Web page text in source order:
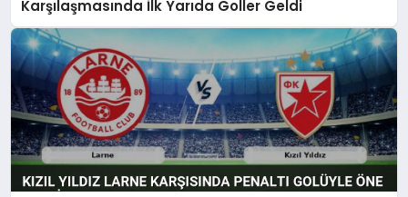
Karşılaşmasında İlk Yarıda Goller Geldi